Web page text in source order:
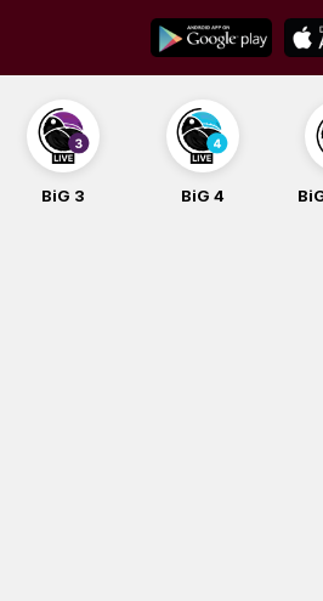
content
BiG Balade